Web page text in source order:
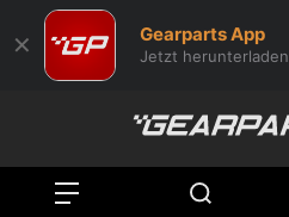
✕ Gearparts App
Jetzt herunterladen